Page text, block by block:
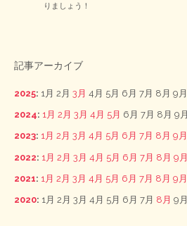
りましょう！
記事アーカイブ
2025: 1月 2月 3月 4月 5月 6月 7月 8月 9月
2024: 1月 2月 3月 4月 5月 6月 7月 8月 9月
2023: 1月 2月 3月 4月 5月 6月 7月 8月 9月
2022: 1月 2月 3月 4月 5月 6月 7月 8月 9月
2021: 1月 2月 3月 4月 5月 6月 7月 8月 9月
2020: 1月 2月 3月 4月 5月 6月 7月 8月 9月